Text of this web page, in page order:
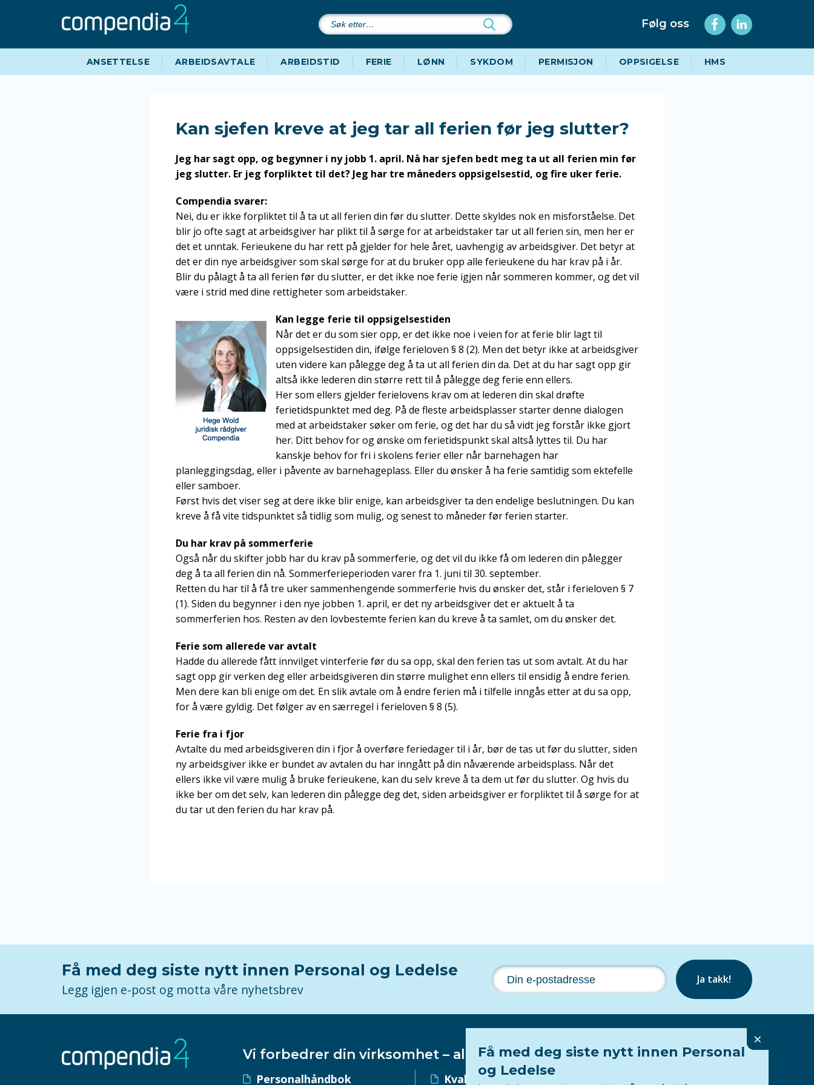
Søk
etter…
Følg oss
ANSETTELSE ARBEIDSAVTALE ARBEIDSTID FERIE LØNN SYKDOM PERMISJON OPPSIGELSE HMS
Kan sjefen kreve at jeg tar all ferien før jeg slutter?
Jeg har sagt opp, og begynner i ny jobb 1. april. Nå har sjefen bedt meg ta ut all ferien min før
jeg slutter. Er jeg forpliktet til det? Jeg har tre måneders oppsigelsestid, og fire uker ferie.
Compendia svarer:
Nei, du er ikke forpliktet til å ta ut all ferien din før du slutter. Dette skyldes nok en misforståelse. Det
blir jo ofte sagt at arbeidsgiver har plikt til å sørge for at arbeidstaker tar ut all ferien sin, men her er
det et unntak. Ferieukene du har rett på gjelder for hele året, uavhengig av arbeidsgiver. Det betyr at
det er din nye arbeidsgiver som skal sørge for at du bruker opp alle ferieukene du har krav på i år.
Blir du pålagt å ta all ferien før du slutter, er det ikke noe ferie igjen når sommeren kommer, og det vil
være i strid med dine rettigheter som arbeidstaker.
Kan legge ferie til oppsigelsestiden
Når det er du som sier opp, er det ikke noe i veien for at ferie blir lagt til
oppsigelsestiden din, ifølge ferieloven § 8 (2). Men det betyr ikke at arbeidsgiver
uten videre kan pålegge deg å ta ut all ferien din da. Det at du har sagt opp gir
altså ikke lederen din større rett til å pålegge deg ferie enn ellers.
Her som ellers gjelder ferielovens krav om at lederen din skal drøfte
ferietidspunktet med deg. På de fleste arbeidsplasser starter denne dialogen
med at arbeidstaker søker om ferie, og det har du så vidt jeg forstår ikke gjort
her. Ditt behov for og ønske om ferietidspunkt skal altså lyttes til. Du har
kanskje behov for fri i skolens ferier eller når barnehagen har
planleggingsdag, eller i påvente av barnehageplass. Eller du ønsker å ha ferie samtidig som ektefelle
eller samboer.
Først hvis det viser seg at dere ikke blir enige, kan arbeidsgiver ta den endelige beslutningen. Du kan
kreve å få vite tidspunktet så tidlig som mulig, og senest to måneder før ferien starter.
Du har krav på sommerferie
Også når du skifter jobb har du krav på sommerferie, og det vil du ikke få om lederen din pålegger
deg å ta all ferien din nå. Sommerferieperioden varer fra 1. juni til 30. september.
Retten du har til å få tre uker sammenhengende sommerferie hvis du ønsker det, står i ferieloven § 7
(1). Siden du begynner i den nye jobben 1. april, er det ny arbeidsgiver det er aktuelt å ta
sommerferien hos. Resten av den lovbestemte ferien kan du kreve å ta samlet, om du ønsker det.
Ferie som allerede var avtalt
Hadde du allerede fått innvilget vinterferie før du sa opp, skal den ferien tas ut som avtalt. At du har
sagt opp gir verken deg eller arbeidsgiveren din større mulighet enn ellers til ensidig å endre ferien.
Men dere kan bli enige om det. En slik avtale om å endre ferien må i tilfelle inngås etter at du sa opp,
for å være gyldig. Det følger av en særregel i ferieloven § 8 (5).
Ferie fra i fjor
Avtalte du med arbeidsgiveren din i fjor å overføre feriedager til i år, bør de tas ut før du slutter, siden
ny arbeidsgiver ikke er bundet av avtalen du har inngått på din nåværende arbeidsplass. Når det
ellers ikke vil være mulig å bruke ferieukene, kan du selv kreve å ta dem ut før du slutter. Og hvis du
ikke ber om det selv, kan lederen din pålegge deg det, siden arbeidsgiver er forpliktet til å sørge for at
du tar ut den ferien du har krav på.
Få med deg siste nytt innen Personal og Ledelse
Legg igjen e-post og motta våre nyhetsbrev
Ja takk!
Vi forbedrer din virksomhet – alltid!
Personalhåndbok Kvalitetssystem
×
Få med deg siste nytt innen Personal
og Ledelse